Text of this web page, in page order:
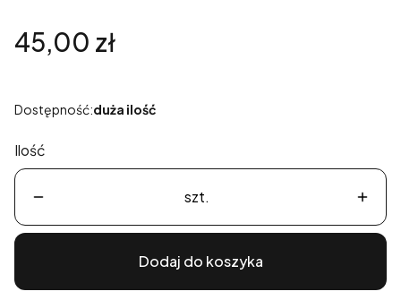
Cena
45,00 zł
Dostępność:duża ilość
Ilość
szt.
Dodaj do koszyka